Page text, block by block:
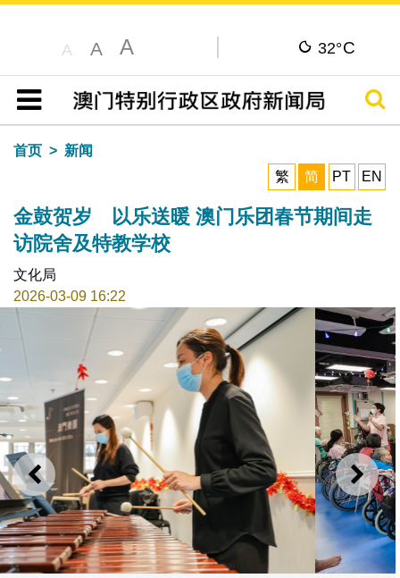
A A A 32°C
目录
搜寻
首页
新闻
繁
简 PT EN
金鼓贺岁 以乐送暖 澳门乐团春节期间走
访院舍及特教学校
文化局
2026-03-09 16:22
上一则 下一